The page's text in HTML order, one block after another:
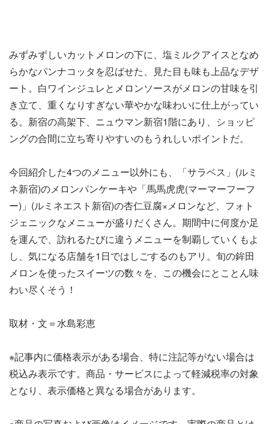
みずみずしいカットメロンの下に、塩ミルクアイスとなめ
らかなパンナコッタを忍ばせた、見た目も味も上品なデザ
ート。白ワインジュレとメロンソースがメロンの甘味を引
き立て、重くなりすぎない華やかな味わいに仕上がってい
る。新宿の高架下、ニュウマン新宿1階にあり、ショッピ
ングの合間に立ち寄りやすいのもうれしいポイントだ。
今回紹介した4つのメニュー以外にも、「サラベス」(ルミ
ネ新宿)のメロンパンケーキや「馬馬虎虎(マーマーフーフ
ー)」(ルミネエスト新宿)の杏仁豆腐×メロンなど、フォト
ジェニックなメニューが盛りだくさん。期間中に何度か足
を運んで、訪れるたびに違うメニューを制覇していくもよ
し、気になる店舗を1日ではしごするのもアリ。旬の鉾田
メロンを使ったスイーツの数々を、この機会にとことん味
わい尽くそう！
取材・文＝水島彩恵
※記事内に価格表示がある場合、特に注記等がない場合は
税込み表示です。商品・サービスによって軽減税率の対象
となり、表示価格と異なる場合があります。